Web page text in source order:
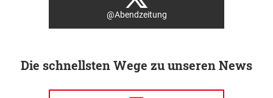
@Abendzeitung
Die schnellsten Wege zu unseren News